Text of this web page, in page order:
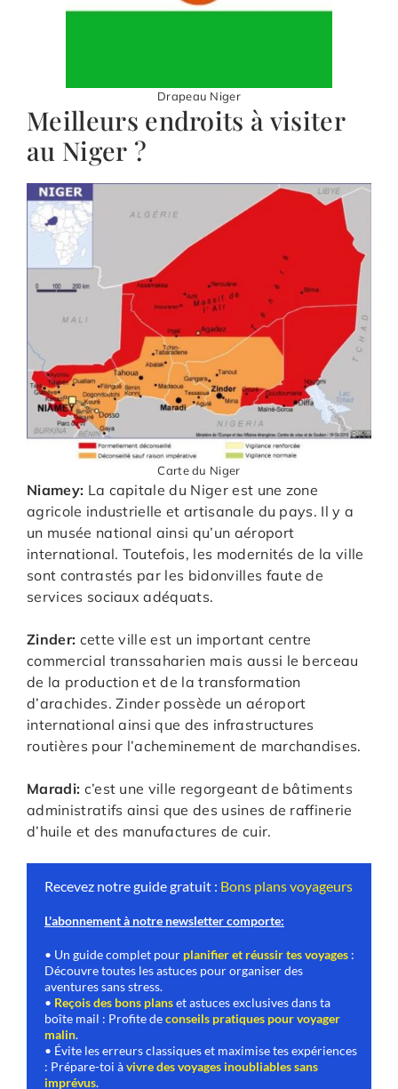
Drapeau Niger
Meilleurs endroits à visiter
au Niger ?
Carte du Niger
Niamey: La capitale du Niger est une zone
agricole industrielle et artisanale du pays. Il y a
un musée national ainsi qu’un aéroport
international. Toutefois, les modernités de la ville
sont contrastés par les bidonvilles faute de
services sociaux adéquats.
Zinder: cette ville est un important centre
commercial transsaharien mais aussi le berceau
de la production et de la transformation
d’arachides. Zinder possède un aéroport
international ainsi que des infrastructures
routières pour l’acheminement de marchandises.
Maradi: c’est une ville regorgeant de bâtiments
administratifs ainsi que des usines de raffinerie
d’huile et des manufactures de cuir.